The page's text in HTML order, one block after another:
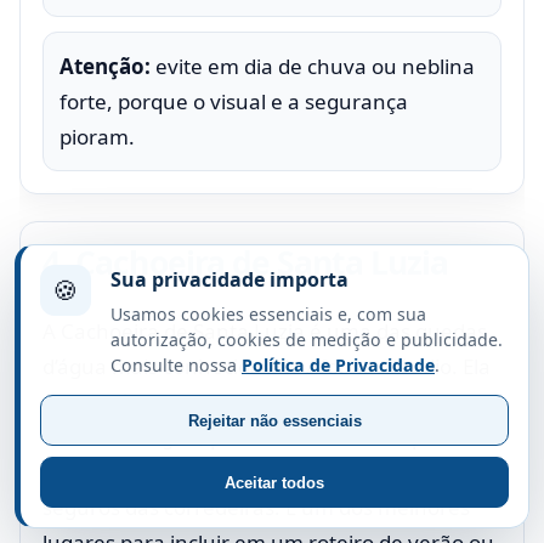
Atenção: evite em dia de chuva ou neblina
forte, porque o visual e a segurança
pioram.
4. Cachoeira de Santa Luzia
A Cachoeira de Santa Luzia é uma das quedas
d’água mais conhecidas de Afonso Cláudio. Ela
fica em área rural e chama atenção pelo
volume de água, pelo cenário verde e pela
possibilidade de banho em pontos mais
seguros das corredeiras. É um dos melhores
🍪 Sua privacidade importa
Usamos cookies essenciais e, com sua
autorização, cookies de medição e publicidade.
Consulte nossa Política de Privacidade.
Aceitar todos
Rejeitar não essenciais